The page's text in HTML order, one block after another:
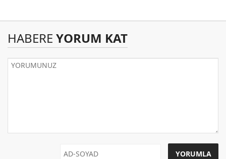
HABERE YORUM KAT